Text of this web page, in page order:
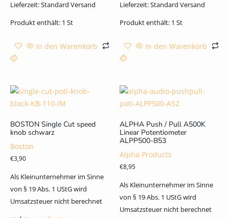
Lieferzeit:Standard Versand
Produkt enthält: 1 St
In den Warenkorb
Lieferzeit:Standard Versand
Produkt enthält: 1 St
In den Warenkorb
BOSTON Single Cut speed
knob schwarz
Boston
€3,90
Als Kleinunternehmer im Sinne
von § 19 Abs. 1 UStG wird
Umsatzsteuer nicht berechnet
ALPHA Push / Pull A500K
Linear Potentiometer
ALPP500-B53
Alpha Products
€8,95
Als Kleinunternehmer im Sinne
von § 19 Abs. 1 UStG wird
Umsatzsteuer nicht berechnet